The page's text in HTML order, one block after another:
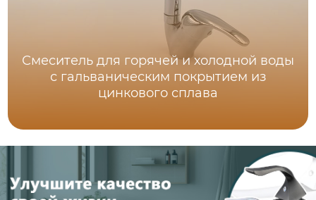
Смеситель для горячей и холодной воды
с гальваническим покрытием из
цинкового сплава